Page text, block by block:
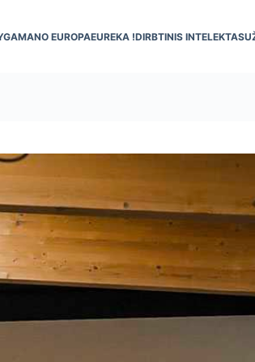
MANO EUROPAEUREKA !DIRBTINIS INTELEKTAS